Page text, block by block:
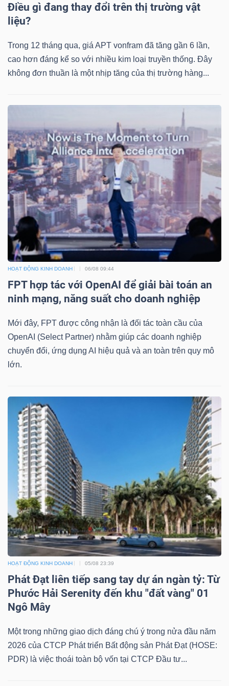
Điều gì đang thay đổi trên thị trường vật
liệu?
Trong 12 tháng qua, giá APT vonfram đã tăng gần 6 lần,
cao hơn đáng kể so với nhiều kim loại truyền thống. Đây
không đơn thuần là một nhịp tăng của thị trường hàng...
HOẠT ĐỘNG KINH DOANH 06/08 09:44
FPT hợp tác với OpenAI để giải bài toán an
ninh mạng, năng suất cho doanh nghiệp
Mới đây, FPT được công nhận là đối tác toàn cầu của
OpenAI (Select Partner) nhằm giúp các doanh nghiệp
chuyển đổi, ứng dụng AI hiệu quả và an toàn trên quy mô
lớn.
HOẠT ĐỘNG KINH DOANH 05/08 23:39
Phát Đạt liên tiếp sang tay dự án ngàn tỷ: Từ
Phước Hải Serenity đến khu "đất vàng" 01
Ngô Mây
Một trong những giao dịch đáng chú ý trong nửa đầu năm
2026 của CTCP Phát triển Bất động sản Phát Đạt (HOSE:
PDR) là việc thoái toàn bộ vốn tại CTCP Đầu tư...
BẤT
ĐỘNG
SẢN
khoán
(-)
Tất cả Cổ phiếu Chỉ số
Lãnh
đạo
(-)
Tất cả Người nội bộ Người liên quan
tức
(-)
Bài
viết
của
Báo
cáo
phân
tích
(-)
Thuật
ngữ
(-)
Dịch
vụ